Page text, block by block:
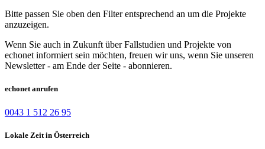
Bitte passen Sie oben den Filter entsprechend an um die Projekte
anzuzeigen.
Wenn Sie auch in Zukunft über Fallstudien und Projekte von
echonet informiert sein möchten, freuen wir uns, wenn Sie unseren
Newsletter - am Ende der Seite - abonnieren.
echonet anrufen
0043 1 512 26 95
Lokale Zeit in Österreich